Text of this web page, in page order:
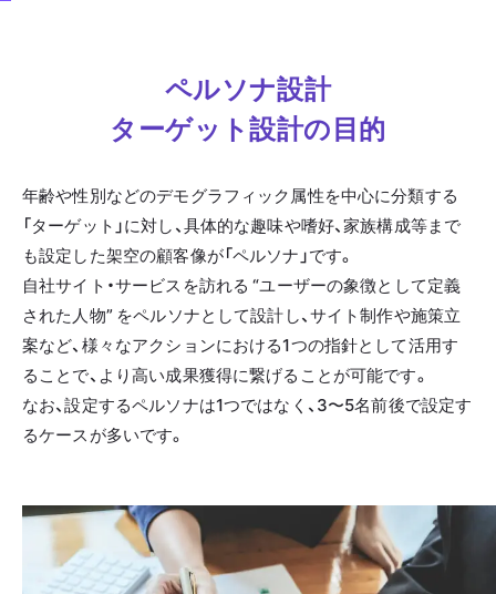
ペルソナ設計
ターゲット設計の目的
年齢や性別などのデモグラフィック属性を中心に分類する
「ターゲット」に対し、具体的な趣味や嗜好、家族構成等まで
も設定した架空の顧客像が「ペルソナ」です。
自社サイト・サービスを訪れる “ユーザーの象徴として定義
された人物” をペルソナとして設計し、サイト制作や施策立
案など、様々なアクションにおける1つの指針として活用す
ることで、より高い成果獲得に繋げることが可能です。
なお、設定するペルソナは1つではなく、3〜5名前後で設定す
るケースが多いです。